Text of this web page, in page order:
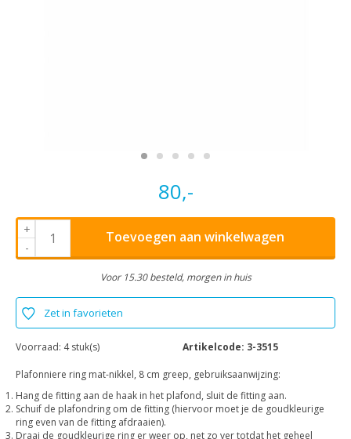
80,-
+
-
Toevoegen aan winkelwagen
Voor 15.30 besteld, morgen in huis
Zet in favorieten
Voorraad: 4 stuk(s) Artikelcode: 3-3515
Plafonniere ring mat-nikkel, 8 cm greep, gebruiksaanwijzing:
Hang de fitting aan de haak in het plafond, sluit de fitting aan.
Schuif de plafondring om de fitting (hiervoor moet je de goudkleurige
ring even van de fitting afdraaien).
Draai de goudkleurige ring er weer op, net zo ver totdat het geheel